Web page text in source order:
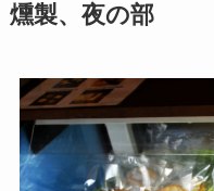
燻製、夜の部